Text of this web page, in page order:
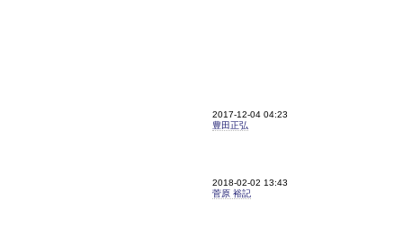
2017-12-04 04:23
豊田正弘
2018-02-02 13:43
菅原 裕記